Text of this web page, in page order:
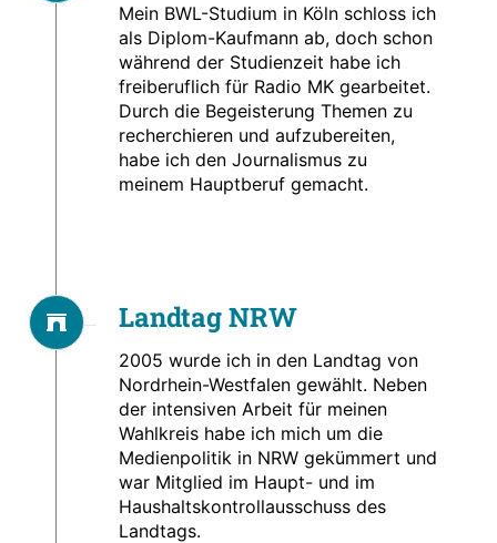
Mein BWL-Studium in Köln schloss ich
als Diplom-Kaufmann ab, doch schon
während der Studienzeit habe ich
freiberuflich für Radio MK gearbeitet.
Durch die Begeisterung Themen zu
recherchieren und aufzubereiten,
habe ich den Journalismus zu
meinem Hauptberuf gemacht.
Landtag NRW
2005 wurde ich in den Landtag von
Nordrhein-Westfalen gewählt. Neben
der intensiven Arbeit für meinen
Wahlkreis habe ich mich um die
Medienpolitik in NRW gekümmert und
war Mitglied im Haupt- und im
Haushaltskontrollausschuss des
Landtags.